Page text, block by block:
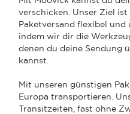
verschicken. Unser Ziel ist
Paketversand flexibel
indem wir dir die
denen du deine Sendung
kannst.
Mit unseren günstigen
Europa transportieren.
Transitzeiten, fast ohne